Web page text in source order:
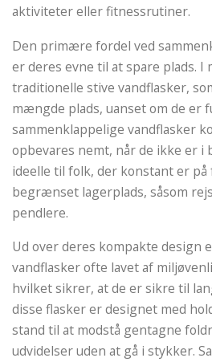
aktiviteter eller fitnessrutiner.
Den primære fordel ved
er deres evne til at spare plads.
traditionelle stive vandflasker,
mængde plads, uanset om de er
sammenklappelige vandflasker
opbevares nemt, når de ikke er i
ideelle til folk, der konstant er
begrænset lagerplads, såsom
pendlere.
Ud over deres kompakte design
vandflasker ofte lavet af
hvilket sikrer, at de er sikre til
disse flasker er designet med
stand til at modstå gentagne
udvidelser uden at gå i stykker.